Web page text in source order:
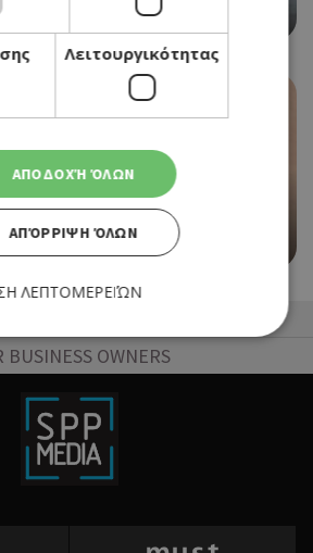
ΔΗΜΟΤΙΚΟ ΜΟΥΣΕΙΟ
ΣΤΗ ΛΕΥΚΩΣΙΑ
BUSINESS OWNERS
Λειτουργικότητας
ΑΠΟΔΟΧΉ ΌΛΩΝ
ΑΠΌΡΡΙΨΗ ΌΛΩΝ
ΛΕΠΤΟΜΕΡΕΙΏΝ
Λειτουργικότητας
cookies επιτρέπουν βασικές
ιστότοπου, όπως τη σύνδεση χρήστη και τη